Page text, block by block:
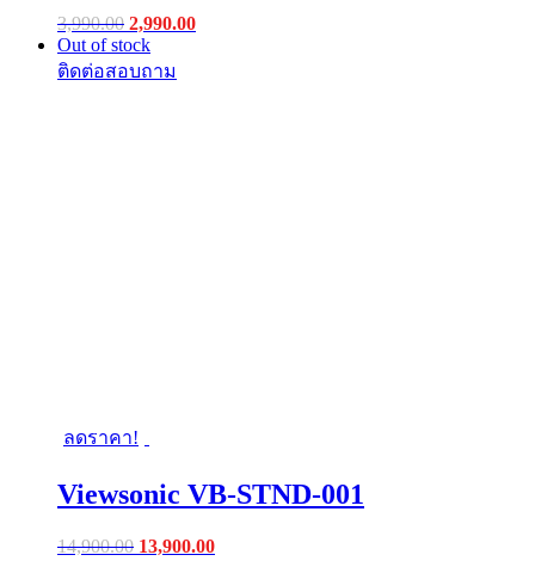
3,990.00 Original
price
was:
2,990.00Current
Out of stock
ลดราคา!
Viewsonic VB-STND-001
14,900.00 Original
13,900.00Current